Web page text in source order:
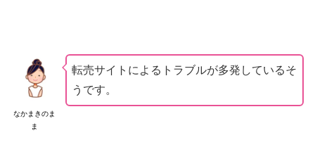
なかまきのま
ま
転売サイトによるトラブルが多発しているそ
うです。